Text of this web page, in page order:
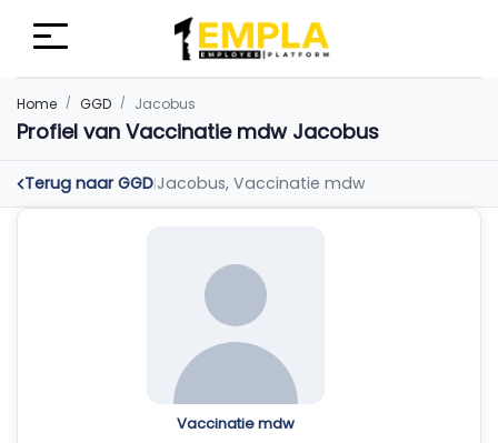
Home GGD Jacobus
Profiel van Vaccinatie mdw Jacobus
Terug naar GGD|Jacobus, Vaccinatie mdw
Vaccinatie mdw